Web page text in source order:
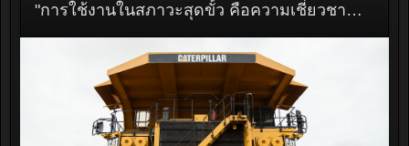
"การใช้งานในสภาวะสุดขั้ว คือความเชี่ยวชาญของมิชลิน" ผลิตภัณฑ์ยางเฉพาะทาง: พลังขับเคลื่อนผลประกอบการ และการเติบโตของกลุ่มมิชลิน